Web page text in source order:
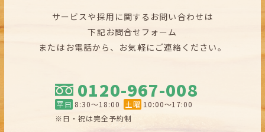
サービスや採用に関するお問い合わせは
下記お問合せフォーム
またはお電話から、お気軽にご連絡ください。
0120-967-008
平日 8:30〜18:00 土曜 10:00〜17:00
※日・祝は完全予約制